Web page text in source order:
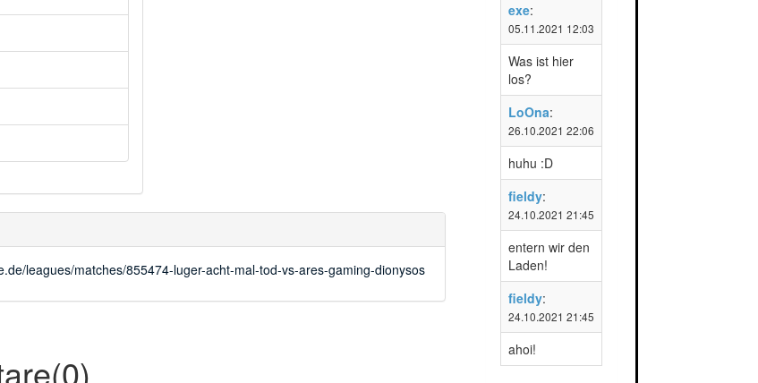
leagues/matches/855474-luger-acht-mal-tod-vs-ares-gaming-dionysos
exe:
05.11.2021 12:03
Was ist hier
los?
LoOna:
26.10.2021 22:06
huhu :D
fieldy:
24.10.2021 21:45
entern wir den
Laden!
fieldy:
24.10.2021 21:45
ahoi!